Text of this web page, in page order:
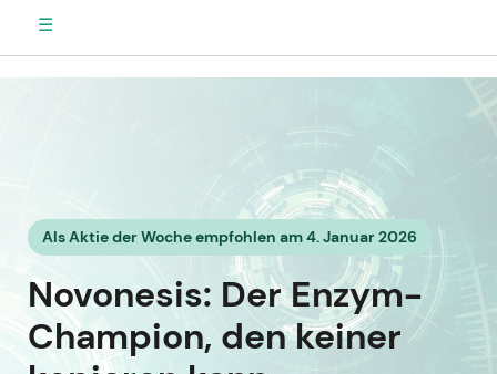
☰
Als Aktie der Woche empfohlen am 4. Januar 2026
Novonesis: Der Enzym-
Champion, den keiner